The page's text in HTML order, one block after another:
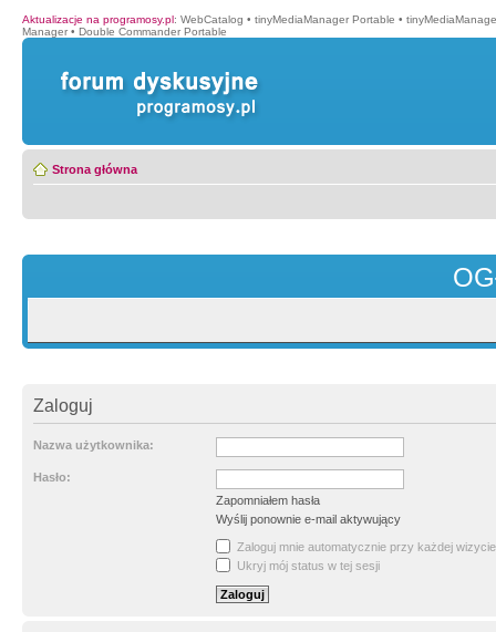
Aktualizacje na programosy.pl: WebCatalog • tinyMediaManager Portable •
Manager • Double Commander Portable
Strona główna
Zaloguj
Nazwa użytkownika:
Hasło:
Zapomniałem hasła
Wyślij ponownie e-mail aktywujący
Zaloguj mnie automatycznie przy każdej wizycie
Ukryj mój status w tej sesji